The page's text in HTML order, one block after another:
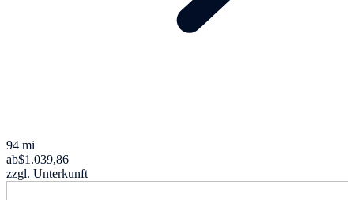
94 mi
ab$1.039,86
zzgl. Unterkunft